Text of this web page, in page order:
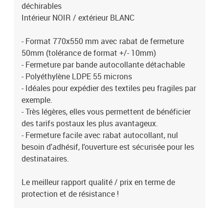
déchirables
Intérieur NOIR / extérieur BLANC
- Format 770x550 mm avec rabat de fermeture
50mm (tolérance de format +/- 10mm)
- Fermeture par bande autocollante détachable
- Polyéthylène LDPE 55 microns
- Idéales pour expédier des textiles peu fragiles par
exemple.
- Très légères, elles vous permettent de bénéficier
des tarifs postaux les plus avantageux.
- Fermeture facile avec rabat autocollant, nul
besoin d'adhésif, l'ouverture est sécurisée pour les
destinataires.
Le meilleur rapport qualité / prix en terme de
protection et de résistance !